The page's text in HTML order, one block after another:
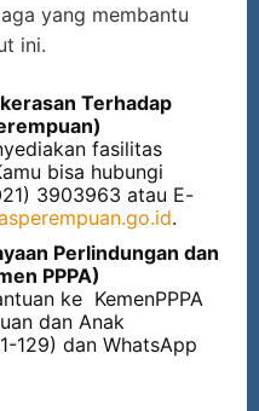
yang membantu
ini.
Terhadap
fasilitas
bisa hubungi
3903963 atau E-
.
Perlindungan dan
PPPA)
ke KemenPPPA
dan Anak
129) dan WhatsApp